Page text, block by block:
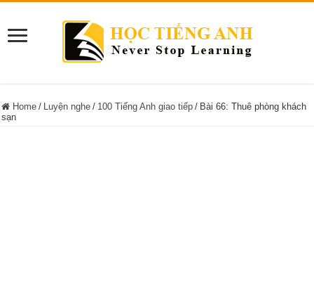
Home / Luyện nghe / 100 Tiếng Anh giao tiếp / Bài 66: Thuê phòng khách
sạn